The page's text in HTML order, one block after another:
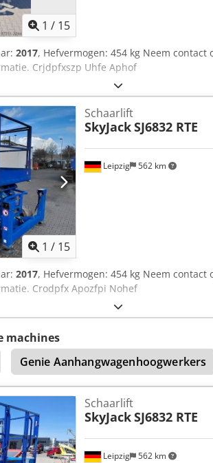
1 / 15
2017, Hefvermogen: 454 kg Neem
Crjdpfxszp Uhfe Aphof
1 / 15
Leipzig 562 km
Schaarlift
SkyJackSJ6832 RTE
2017, Hefvermogen: 454 kg Neem
Crodpfx Apozfpi Nohef
machines
Genie Aanhangwagenhoogwerkers
Leipzig 562 km
Schaarlift
SkyJackSJ6832 RTE